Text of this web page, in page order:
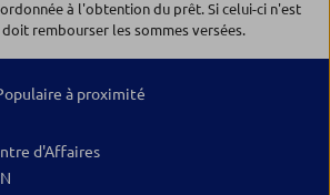
à l'obtention du prêt. Si celui-ci n'est
rembourser les sommes versées.
à proximité
d'Affaires